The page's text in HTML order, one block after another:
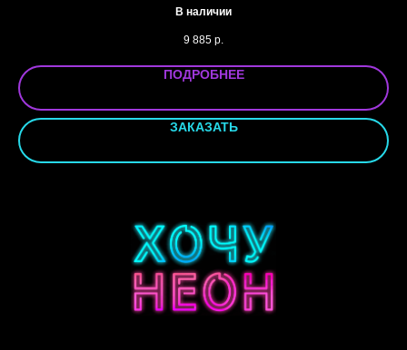
В наличии
9 885 р.
ПОДРОБНЕЕ
ЗАКАЗАТЬ